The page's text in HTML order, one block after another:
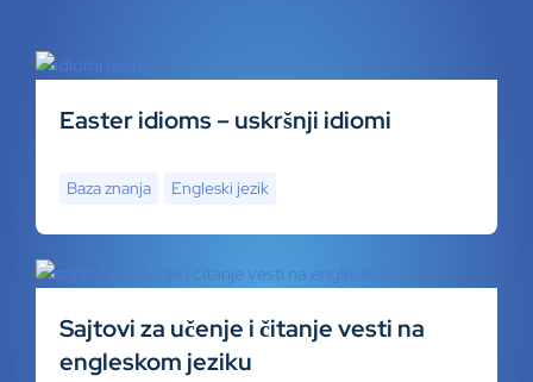
Easter idioms – uskršnji idiomi
Baza znanja Engleski jezik
Sajtovi za učenje i čitanje vesti na
engleskom jeziku